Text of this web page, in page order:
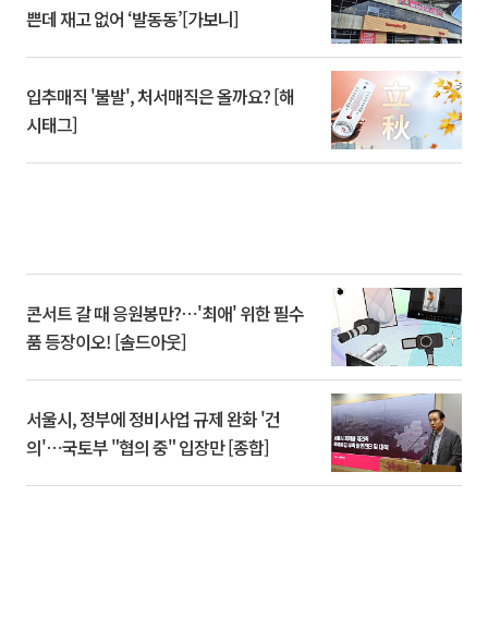
쁜데 재고 없어 ‘발동동’[가보니]
입추매직 '불발', 처서매직은 올까요? [해
시태그]
콘서트 갈 때 응원봉만?⋯'최애' 위한 필수
품 등장이오! [솔드아웃]
서울시, 정부에 정비사업 규제 완화 '건
의'⋯국토부 "협의 중" 입장만 [종합]